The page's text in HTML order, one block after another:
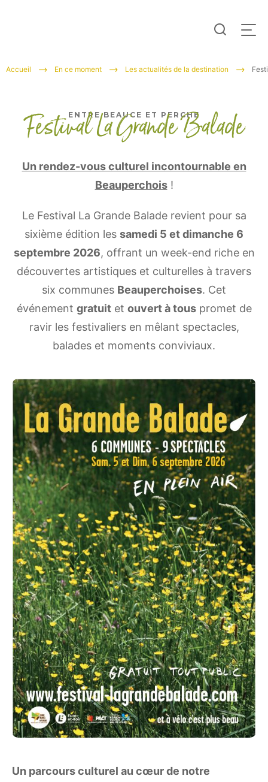
Tourisme
Beauce
et
Perche
Menu
Accueil En ce moment Les actualités de la destination
ENTRE BEAUCE ET PERCHE
Festival La Grande Balade
Un rendez-vous culturel incontournable en
Beauperchois!
Le Festival La Grande Balade revient pour sa
sixième édition les samedi 5 et dimanche 6
septembre 2026, offrant un week-end riche en
découvertes artistiques et culturelles à travers
six communes Beauperchoises. Cet
événement gratuitet ouvert à touspromet de
ravir les festivaliers en mêlant spectacles,
balades et moments conviviaux.
Un parcours culturel au cœur de notre